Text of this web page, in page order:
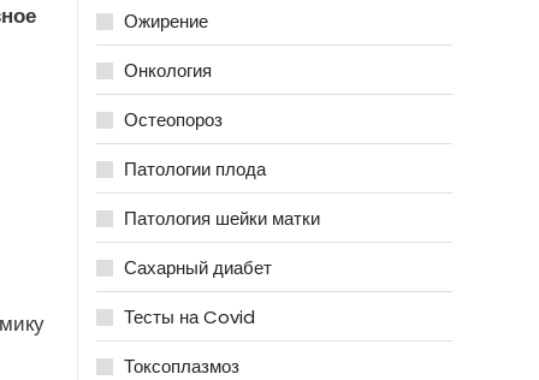
Ожирение
Онкология
Остеопороз
Патологии плода
Патология шейки матки
Сахарный диабет
Тесты на Covid
Токсоплазмоз